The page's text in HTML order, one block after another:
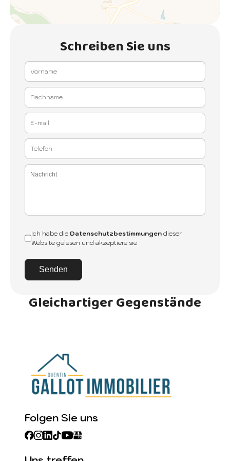
Schreiben Sie uns
Ich habe die Datenschutzbestimmungen dieser
Website gelesen und akzeptiere sie
Senden
Gleichartiger Gegenstände
Folgen Sie uns